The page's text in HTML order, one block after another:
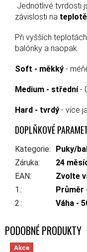
Jednotlivé tvrdosti
závislosti na
Při vyšších
balónky a naopak.
Soft - měkký -
Medium - střední-
Hard - tvrdý - více
DOPLŇKOVÉ
Kategorie:
Puky/
Záruka:
24
EAN:
Zvolte
1.:
Průměr
2.: Váha -
Akce